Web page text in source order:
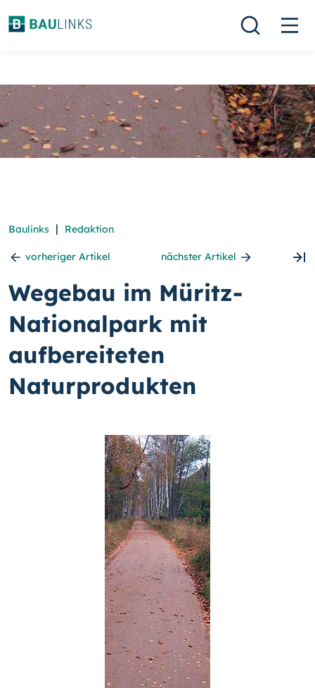
Baulinks | Redaktion
vorheriger Artikel nächster Artikel
Wegebau im Müritz-
Nationalpark mit
aufbereiteten
Naturprodukten